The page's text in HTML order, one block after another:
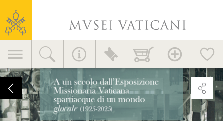
Musei
Vaticani
Navigazione
principale
Convegno
secolo
dall’Esposizione